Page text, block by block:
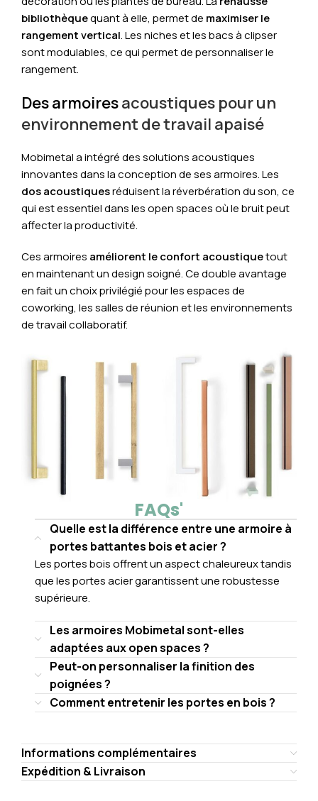
bibliothèquequant à elle, permet de maximiser le
rangement vertical. Les niches et les bacs à clipser
sont modulables, ce qui permet de personnaliser le
rangement.
Des armoiresacoustiques pour un
environnement de travail apaisé
Mobimetal a intégré des solutions acoustiques
innovantes dans la conception de ses armoires. Les
dos acoustiquesréduisent la réverbération du son, ce
qui est essentiel dans les open spaces où le bruit peut
affecter la productivité.
Ces armoires améliorent le confort acoustiquetout
en maintenant un design soigné. Ce double avantage
en fait un choix privilégié pour les espaces de
coworking, les salles de réunion et les environnements
de travail collaboratif.
FAQs'
Quelle est la différence entre une armoire à
portes battantes bois et acier ?
Les portes bois offrent un aspect chaleureux tandis
que les portes acier garantissent une robustesse
supérieure.
Les armoires Mobimetal sont-elles
adaptées aux open spaces ?
Peut-on personnaliser la finition des
poignées ?
Comment entretenir les portes en bois ?
Informations complémentaires
Expédition & Livraison